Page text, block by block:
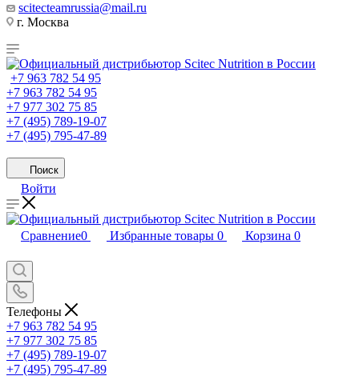
scitecteamrussia@mail.ru
г. Москва
+7 963 782 54 95
+7 963 782 54 95
+7 977 302 75 85
+7 (495) 789-19-07
+7 (495) 795-47-89
Поиск
Войти
Сравнение0 Избранные товары 0 Корзина 0
Телефоны
+7 963 782 54 95
+7 977 302 75 85
+7 (495) 789-19-07
+7 (495) 795-47-89